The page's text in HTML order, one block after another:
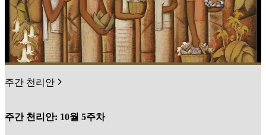
주간 천리안
주간 천리안: 10월 5주차